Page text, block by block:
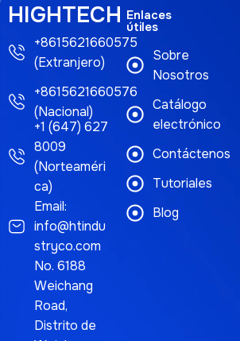
HIGHTECH
+8615621660575
(Extranjero)
+8615621660576
(Nacional)
+1 (647) 627
8009
(Norteaméri
ca)
Email:
info@htindu
stryco.com
No. 6188
Weichang
Road,
Distrito de
Enlaces
útiles
Sobre
Nosotros
Catálogo
electrónico
Contáctenos
Tutoriales
Blog